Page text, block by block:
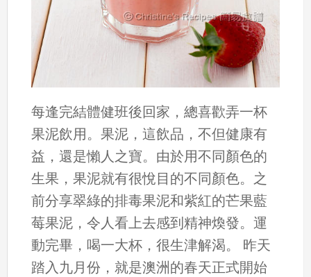
每逢完結體健班後回家，總喜歡弄一杯
果泥飲用。果泥，這飲品，不但健康有
益，還是懶人之寶。由於用不同顏色的
生果，果泥就有很悅目的不同顏色。之
前分享翠綠的排毒果泥和紫紅的芒果藍
莓果泥，令人看上去感到精神煥發。運
動完畢，喝一大杯，很生津解渴。 昨天
踏入九月份，就是澳洲的春天正式開始